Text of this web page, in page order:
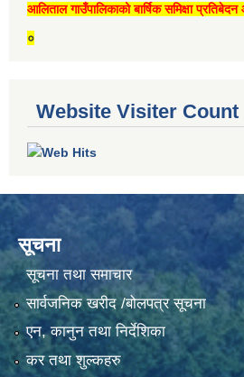
आलिताल गाउँपालिकाको बार्षिक समिक्षा
०
Website Visiter Count
सूचना
सूचना तथा समाचार
सार्वजनिक खरीद /बोलपत्र सूचना
एन, कानुन तथा निर्देशिका
कर तथा शुल्कहरु